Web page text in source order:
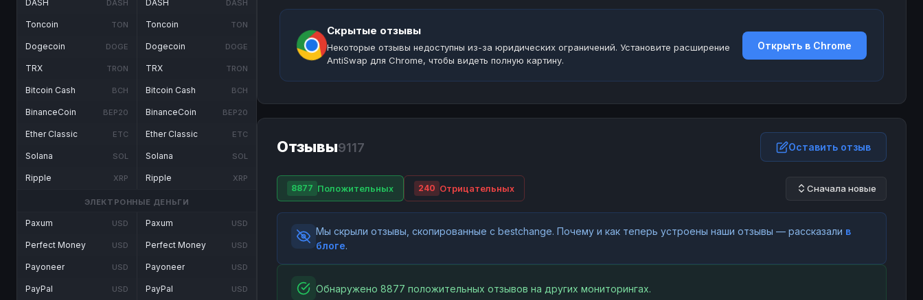
DASH DASH
Toncoin TON
Dogecoin DOGE
TRX TRON
Bitcoin Cash BCH
BinanceCoin BEP20
Ether Classic ETC
Solana SOL
Ripple XRP
DASH DASH
Toncoin TON
Dogecoin DOGE
TRX TRON
Bitcoin Cash BCH
BinanceCoin BEP20
Ether Classic ETC
Solana SOL
Ripple XRP
ЭЛЕКТРОННЫЕ ДЕНЬГИ
Paxum USD
Perfect Money USD
Payoneer USD
PayPal USD
Paxum USD
Perfect Money USD
Payoneer USD
PayPal USD
Скрытые отзывы
Некоторые отзывы недоступны из-за юридических ограничений. Установите расширение
AntiSwap для Chrome, чтобы видеть полную картину.
Открыть в Chrome
Отзывы9117 Оставить отзыв
8877 Положительных 240 Отрицательных Сначала новые
Мы скрыли отзывы, скопированные с bestchange. Почему и как теперь устроены наши отзывы — рассказали в
блоге.
Обнаружено 8877 положительных отзывов на других мониторингах.